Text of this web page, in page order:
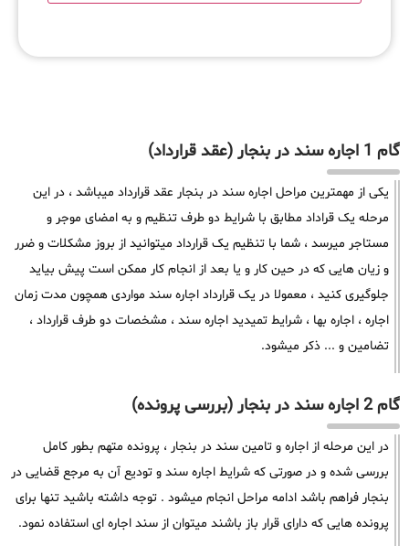
گام 1 اجاره سند در بنجار (عقد قرارداد)
یکی از مهمترین مراحل اجاره سند در بنجار عقد قرارداد میباشد ، در این
مرحله یک قراداد مطابق با شرایط دو طرف تنظیم و به امضای موجر و
مستاجر میرسد ، شما با تنظیم یک قرارداد میتوانید از بروز مشکلات و ضرر
و زیان هایی که در حین کار و یا بعد از انجام کار ممکن است پیش بیاید
جلوگیری کنید ، معمولا در یک قرارداد اجاره سند مواردی همچون مدت زمان
اجاره ، اجاره بها ، شرایط تمیدید اجاره سند ، مشخصات دو طرف قرارداد ،
تضامین و ... ذکر میشود.
گام 2 اجاره سند در بنجار (بررسی پرونده)
در این مرحله از اجاره و تامین سند در بنجار ، پرونده متهم بطور کامل
بررسی شده و در صورتی که شرایط اجاره سند و تودیع آن به مرجع قضایی در
بنجار فراهم باشد ادامه مراحل انجام میشود . توجه داشته باشید تنها برای
پرونده هایی که دارای قرار باز باشند میتوان از سند اجاره ای استفاده نمود.